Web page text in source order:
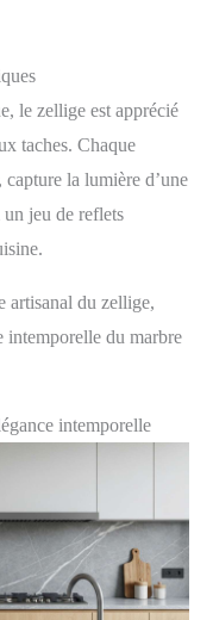
le zellige est apprécié
taches. Chaque
la lumière d’une
jeu de reflets
artisanal du zellige,
intemporelle du marbre
intemporelle